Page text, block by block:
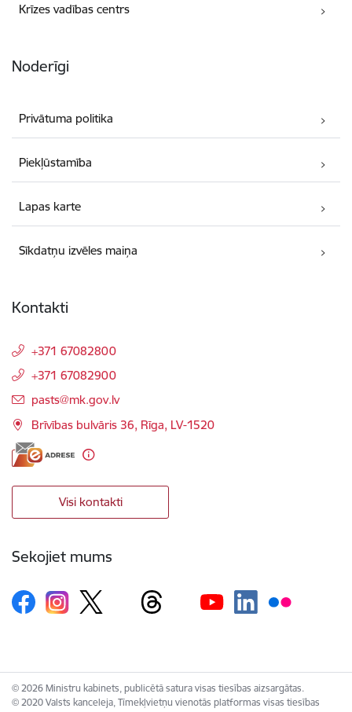
Krīzes vadības centrs
Noderīgi
Privātuma politika
Piekļūstamība
Lapas karte
Sīkdatņu izvēles maiņa
Kontakti
+371 67082800
+371 67082900
E-pasts:
pasts@mk.gov.lv
Brīvības bulvāris 36, Rīga, LV-1520
Visi kontakti
Sekojiet mums
© 2026 Ministru kabinets, publicētā satura visas tiesības aizsargātas.
© 2020 Valsts kanceleja, Tīmekļvietņu vienotās platformas visas tiesības